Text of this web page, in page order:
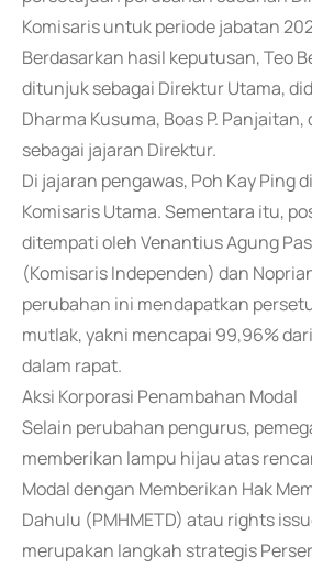
Komisaris untuk periode jabatan
Berdasarkan hasil keputusan, Teo
ditunjuk sebagai Direktur Utama,
Dharma Kusuma, Boas P. Panjaitan,
sebagai jajaran Direktur.
Di jajaran pengawas, Poh Kay Ping
Komisaris Utama. Sementara itu,
ditempati oleh Venantius Agung
(Komisaris Independen) dan
perubahan ini mendapatkan
mutlak, yakni mencapai 99,96%
dalam rapat.
Aksi Korporasi Penambahan Modal
Selain perubahan pengurus,
memberikan lampu hijau atas
Modal dengan Memberikan Hak
Dahulu (PMHMETD) atau rights
merupakan langkah strategis